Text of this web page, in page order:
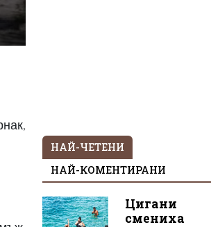
НАЙ-ЧЕТЕНИ
НАЙ-КОМЕНТИРАНИ
Цигани
смениха